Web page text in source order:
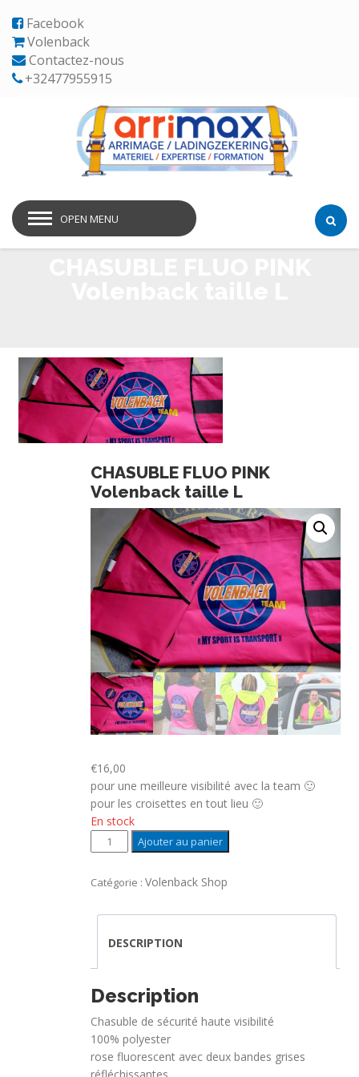
Facebook
Volenback
Contactez-nous
+32477955915
OPEN MENU
CHASUBLE FLUO PINK
Volenback taille L
€16,00
pour une meilleure visibilité avec la team 🙂
pour les croisettes en tout lieu 🙂
En stock
quantité
de
FLUO
taille
Ajouter au panier
Catégorie :Volenback Shop
DESCRIPTION
Description
Chasuble de sécurité haute visibilité
100% polyester
rose fluorescent avec deux bandes grises